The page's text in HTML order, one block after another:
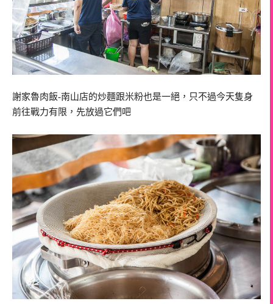
謝家魯肉飯-南山店的炒麵跟米粉也是一絕，只不過今天隻身
前往戰力有限，先放過它們吧